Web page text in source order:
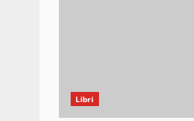
Libri